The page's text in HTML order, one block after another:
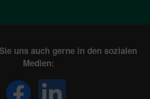
uns auch gerne in den sozialen
Medien: